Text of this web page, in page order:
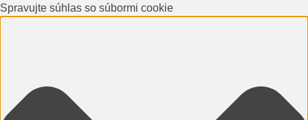
Spravujte súhlas so súbormi cookie